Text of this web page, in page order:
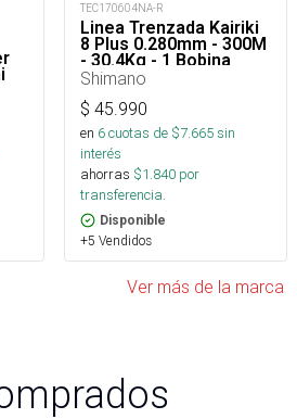
TEC170604NA-R
Linea Trenzada Kairiki
8 Plus 0.280mm - 300M
- 30.4Kg - 1 Bobina
300M
Shimano
$ 45.990
en 6cuotas de $7.665sin
interés
ahorras $1.840 por
transferencia.
Disponible
+5 Vendidos
Ver más de la marca